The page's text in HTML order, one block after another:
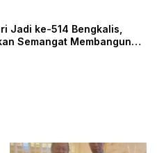
Jadi ke-514 Bengkalis,
Semangat Membangun